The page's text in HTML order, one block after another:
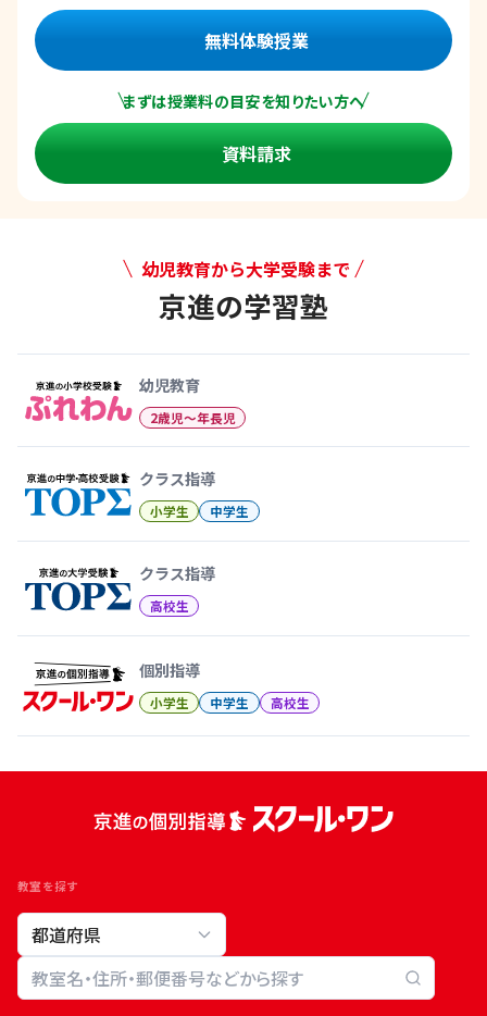
無料体験授業
まずは授業料の目安を知りたい方へ
資料請求
幼児教育から大学受験まで
京進の学習塾
幼児教育
2歳児〜年長児
クラス指導
小学生 中学生
クラス指導
高校生
個別指導
小学生 中学生 高校生
教室を探す
教室検索